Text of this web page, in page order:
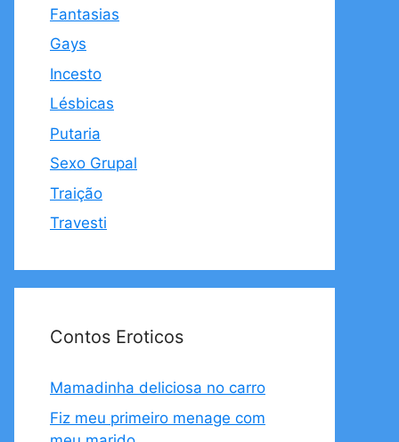
Fantasias
Gays
Incesto
Lésbicas
Putaria
Sexo Grupal
Traição
Travesti
Contos Eroticos
Mamadinha deliciosa no carro
Fiz meu primeiro menage com